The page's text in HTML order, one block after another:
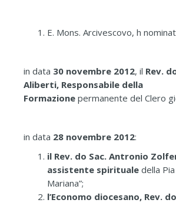
E. Mons. Arcivescovo, h
in data 30 novembre 2012, il Rev.
Aliberti, Responsabile della
Formazione permanente del Clero
in data 28 novembre 2012:
il Rev. do Sac. Antronio
assistente spirituale della Pia
Mariana”;
l’Economo diocesano, Rev.